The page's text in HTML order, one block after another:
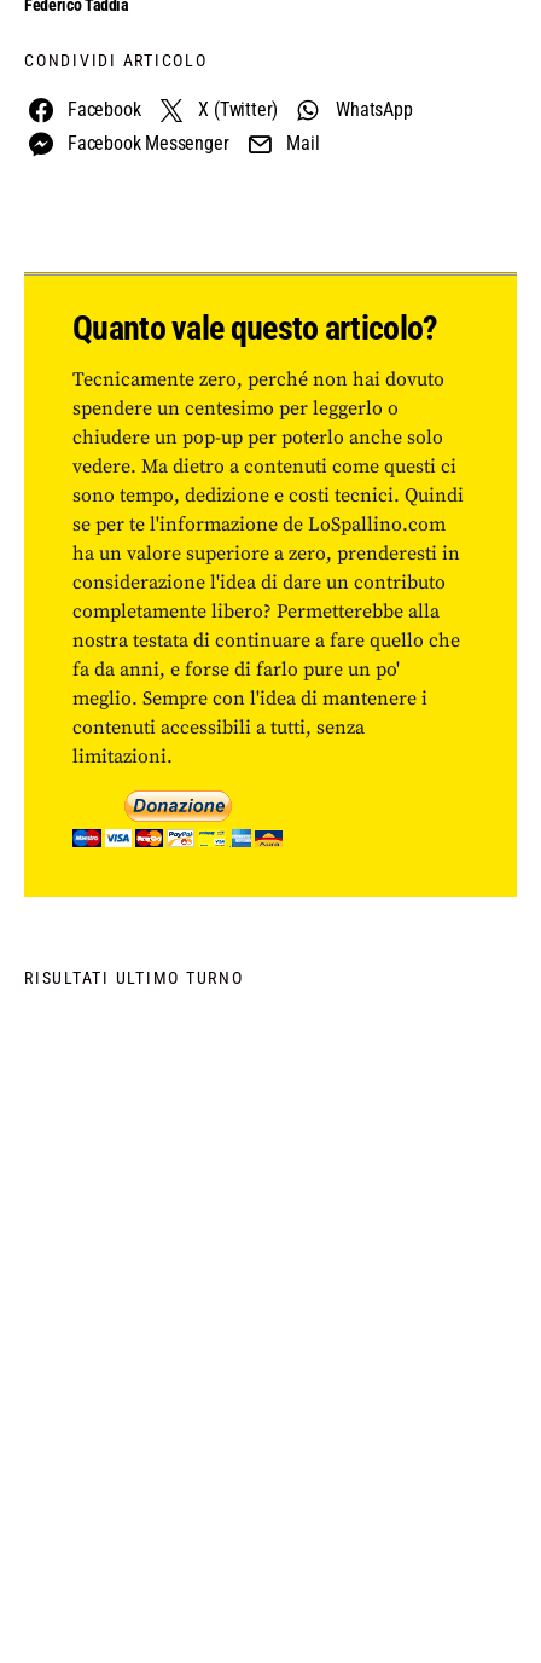
Federico Taddia
CONDIVIDI ARTICOLO
Facebook X (Twitter)
WhatsApp
Facebook Messenger
Mail
Quanto vale questo articolo?
Tecnicamente zero, perché non hai dovuto
spendere un centesimo per leggerlo o
chiudere un pop-up per poterlo anche solo
vedere. Ma dietro a contenuti come questi ci
sono tempo, dedizione e costi tecnici. Quindi
se per te l'informazione de LoSpallino.com
ha un valore superiore a zero, prenderesti in
considerazione l'idea di dare un contributo
completamente libero? Permetterebbe alla
nostra testata di continuare a fare quello che
fa da anni, e forse di farlo pure un po'
meglio. Sempre con l'idea di mantenere i
contenuti accessibili a tutti, senza
limitazioni.
RISULTATI ULTIMO TURNO